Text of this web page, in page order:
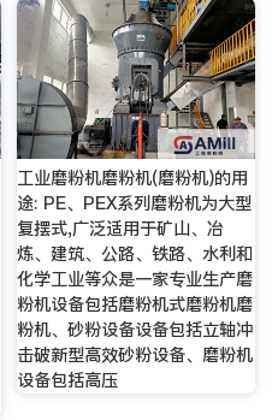
工业磨粉机磨粉机(磨粉机)的用
途: PE、PEX系列磨粉机为大型
复摆式,广泛适用于矿山、冶
炼、建筑、公路、铁路、水利和
化学工业等众是一家专业生产磨
粉机设备包括磨粉机式磨粉机磨
粉机、砂粉设备设备包括立轴冲
击破新型高效砂粉设备、磨粉机
设备包括高压